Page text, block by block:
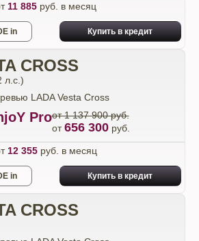
11 885 руб. в месяц
in Купить в кредит
CROSS
л.с.)
Proот 1 137 900 руб.
от656 300руб.
12 355руб. в месяц
in Купить в кредит
CROSS